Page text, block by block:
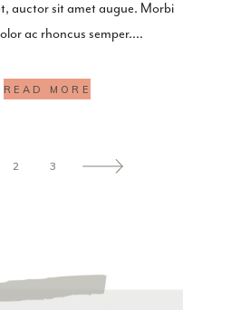
auctor sit amet augue. Morbi
ac rhoncus semper.
READ MORE
2 3